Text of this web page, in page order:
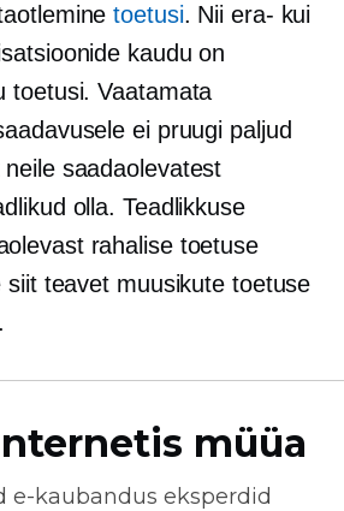
toetusi. Nii era- kui
kaudu on
toetusi. Vaatamata
ei pruugi paljud
saadaolevatest
olla. Teadlikkuse
rahalise toetuse
siit teavet muusikute toetuse
müüa
e-kaubandus eksperdid